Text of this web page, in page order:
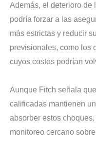
Además, el deterioro de
podría forzar a las
más estrictas y reducir
previsionales, como los
cuyos costos podrían
Aunque Fitch señala
calificadas mantienen
absorber estos
monitoreo cercano